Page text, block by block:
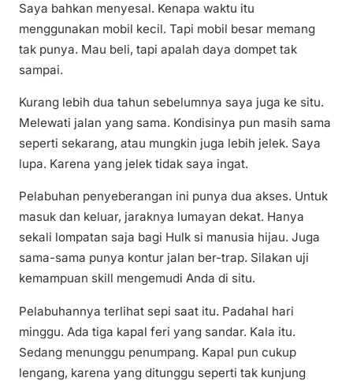
Saya bahkan menyesal. Kenapa waktu itu
menggunakan mobil kecil. Tapi mobil besar memang
tak punya. Mau beli, tapi apalah daya dompet tak
sampai.
Kurang lebih dua tahun sebelumnya saya juga ke situ.
Melewati jalan yang sama. Kondisinya pun masih sama
seperti sekarang, atau mungkin juga lebih jelek. Saya
lupa. Karena yang jelek tidak saya ingat.
Pelabuhan penyeberangan ini punya dua akses. Untuk
masuk dan keluar, jaraknya lumayan dekat. Hanya
sekali lompatan saja bagi Hulk si manusia hijau. Juga
sama-sama punya kontur jalan ber-trap. Silakan uji
kemampuan skill mengemudi Anda di situ.
Pelabuhannya terlihat sepi saat itu. Padahal hari
minggu. Ada tiga kapal feri yang sandar. Kala itu.
Sedang menunggu penumpang. Kapal pun cukup
lengang, karena yang ditunggu seperti tak kunjung